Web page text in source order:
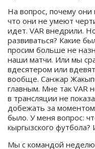
На вопрос, почему
что они не умеют
идет. VAR внедрили.
развиваться? Какие
просим больше не
наши матчи. Или мы
вдесятером или
вообще. Санжар
главным. Мне так VAR
в трансляции не
добежать за моментом
было. У меня вопрос:
кыргызского футбола?
Мы с командой неделю